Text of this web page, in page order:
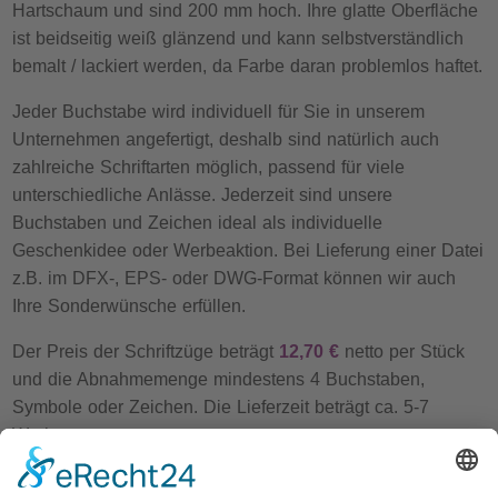
Hartschaum und sind 200 mm hoch. Ihre glatte Oberfläche
ist beidseitig weiß glänzend und kann selbstverständlich
bemalt / lackiert werden, da Farbe daran problemlos haftet.
Jeder Buchstabe wird individuell für Sie in unserem
Unternehmen angefertigt, deshalb sind natürlich auch
zahlreiche Schriftarten möglich, passend für viele
unterschiedliche Anlässe. Jederzeit sind unsere
Buchstaben und Zeichen ideal als individuelle
Geschenkidee oder Werbeaktion. Bei Lieferung einer Datei
z.B. im DFX-, EPS- oder DWG-Format können wir auch
Ihre Sonderwünsche erfüllen.
Der Preis der Schriftzüge beträgt 12,70 € netto per Stück
und die Abnahmemenge mindestens 4 Buchstaben,
Symbole oder Zeichen. Die Lieferzeit beträgt ca. 5-7
Werktage.
Mindestauftragswert 30 € netto zzgl. Versand.